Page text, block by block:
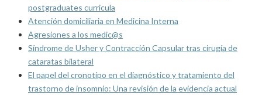
postgraduates curricula
Atención domiciliaria en Medicina Interna
Agresiones a los medic@s
Síndrome de Usher y Contracción Capsular tras cirugía de
cataratas bilateral
El papel del cronotipo en el diagnóstico y tratamiento del
trastorno de insomnio: Una revisión de la evidencia actual